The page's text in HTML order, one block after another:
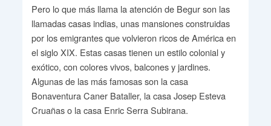
Pero lo que más llama la atención de Begur son las
llamadas casas indias, unas mansiones construidas
por los emigrantes que volvieron ricos de América en
el siglo XIX. Estas casas tienen un estilo colonial y
exótico, con colores vivos, balcones y jardines.
Algunas de las más famosas son la casa
Bonaventura Caner Bataller, la casa Josep Esteva
Cruañas o la casa Enric Serra Subirana.